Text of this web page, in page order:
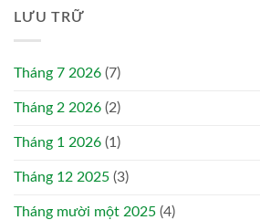
LƯU TRỮ
Tháng 7 2026 (7)
Tháng 2 2026 (2)
Tháng 1 2026 (1)
Tháng 12 2025 (3)
Tháng mười một 2025 (4)